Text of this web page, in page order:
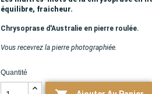
équilibre, fraicheur.
Chrysoprase d'Australie en pierre roulée.
Vous recevrez la pierre photographiée.
Quantité